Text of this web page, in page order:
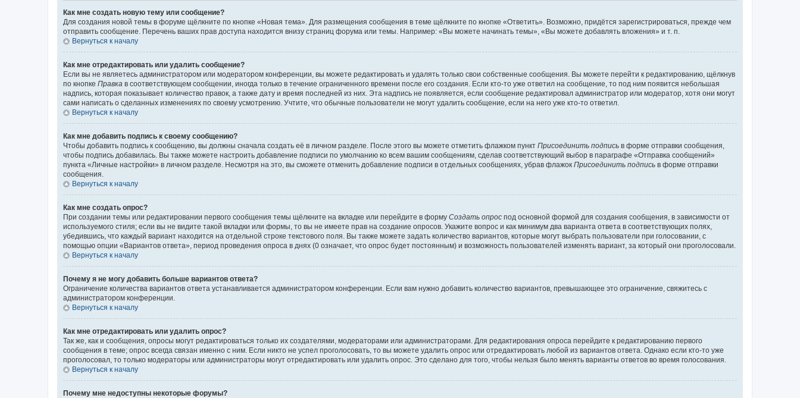
Как мне создать новую тему или сообщение?
Для создания новой темы в форуме щёлкните по кнопке «Новая тема». Для размещения сообщения в теме щёлкните по кнопке «Ответить». Возможно, придётся зарегистрироваться, прежде чем
отправить сообщение. Перечень ваших прав доступа находится внизу страниц форума или темы. Например: «Вы можете начинать темы», «Вы можете добавлять вложения» и т. п.
Вернуться к началу
Как мне отредактировать или удалить сообщение?
Если вы не являетесь администратором или модератором конференции, вы можете редактировать и удалять только свои собственные сообщения. Вы можете перейти к редактированию, щёлкнув
по кнопке Правка в соответствующем сообщении, иногда только в течение ограниченного времени после его создания. Если кто-то уже ответил на сообщение, то под ним появится небольшая
надпись, которая показывает количество правок, а также дату и время последней из них. Эта надпись не появляется, если сообщение редактировал администратор или модератор, хотя они могут
сами написать о сделанных изменениях по своему усмотрению. Учтите, что обычные пользователи не могут удалить сообщение, если на него уже кто-то ответил.
Вернуться к началу
Как мне добавить подпись к своему сообщению?
Чтобы добавить подпись к сообщению, вы должны сначала создать её в личном разделе. После этого вы можете отметить флажком пункт Присоединить подпись в форме отправки сообщения,
чтобы подпись добавилась. Вы также можете настроить добавление подписи по умолчанию ко всем вашим сообщениям, сделав соответствующий выбор в параграфе «Отправка сообщений»
пункта «Личные настройки» в личном разделе. Несмотря на это, вы сможете отменить добавление подписи в отдельных сообщениях, убрав флажок Присоединить подпись в форме отправки
сообщения.
Вернуться к началу
Как мне создать опрос?
При создании темы или редактировании первого сообщения темы щёлкните на вкладке или перейдите в форму Создать опрос под основной формой для создания сообщения, в зависимости от
используемого стиля; если вы не видите такой вкладки или формы, то вы не имеете прав на создание опросов. Укажите вопрос и как минимум два варианта ответа в соответствующих полях,
убедившись, что каждый вариант находится на отдельной строке текстового поля. Вы также можете задать количество вариантов, которые могут выбрать пользователи при голосовании, с
помощью опции «Вариантов ответа», период проведения опроса в днях (0 означает, что опрос будет постоянным) и возможность пользователей изменять вариант, за который они проголосовали.
Вернуться к началу
Почему я не могу добавить больше вариантов ответа?
Ограничение количества вариантов ответа устанавливается администратором конференции. Если вам нужно добавить количество вариантов, превышающее это ограничение, свяжитесь с
администратором конференции.
Вернуться к началу
Как мне отредактировать или удалить опрос?
Так же, как и сообщения, опросы могут редактироваться только их создателями, модераторами или администраторами. Для редактирования опроса перейдите к редактированию первого
сообщения в теме; опрос всегда связан именно с ним. Если никто не успел проголосовать, то вы можете удалить опрос или отредактировать любой из вариантов ответа. Однако если кто-то уже
проголосовал, то только модераторы или администраторы могут отредактировать или удалить опрос. Это сделано для того, чтобы нельзя было менять варианты ответов во время голосования.
Вернуться к началу
Почему мне недоступны некоторые форумы?